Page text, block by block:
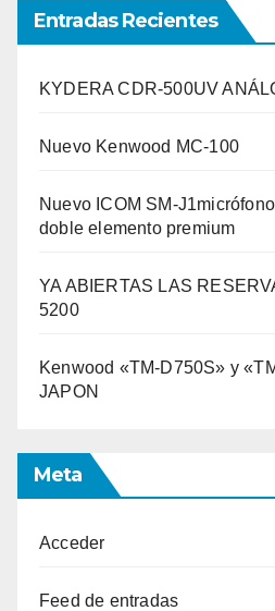
Entradas Recientes
KYDERA CDR-500UV
Nuevo Kenwood MC-100
Nuevo ICOM SM-
doble elemento premium
YA ABIERTAS LAS
5200
Kenwood «TM-D750S» y
JAPON
Meta
Acceder
Feed de entradas